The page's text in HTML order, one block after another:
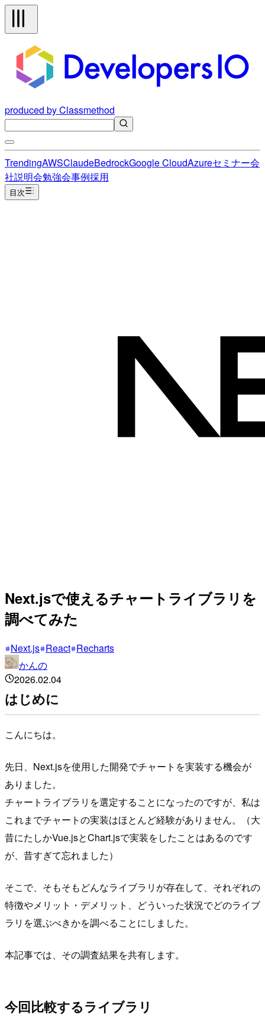
produced by Classmethod
TrendingAWSClaudeBedrockGoogle CloudAzureセミナー会
社説明会勉強会事例採用
目次
Next.jsで使えるチャートライブラリを
調べてみた
Next.js React Recharts
かんの
2026.02.04
はじめに
こんにちは。
先日、Next.jsを使用した開発でチャートを実装する機会が
ありました。
チャートライブラリを選定することになったのですが、私は
これまでチャートの実装はほとんど経験がありません。（大
昔にたしかVue.jsとChart.jsで実装をしたことはあるのです
が、昔すぎて忘れました）
そこで、そもそもどんなライブラリが存在して、それぞれの
特徴やメリット・デメリット、どういった状況でどのライブ
ラリを選ぶべきかを調べることにしました。
本記事では、その調査結果を共有します。
今回比較するライブラリ